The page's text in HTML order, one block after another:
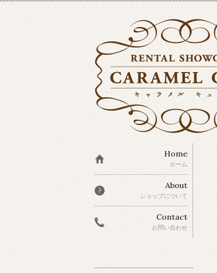
Home
ホーム
About
ショップについて
Contact
お問い合わせ